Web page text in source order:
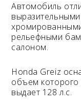
Автомобиль
рельефными
салоном.
Honda Greiz
объем которого
выдает 128 л.с.